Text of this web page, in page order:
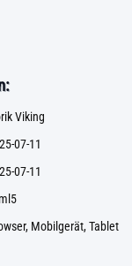
Viking
07-11
07-11
Mobilgerät, Tablet